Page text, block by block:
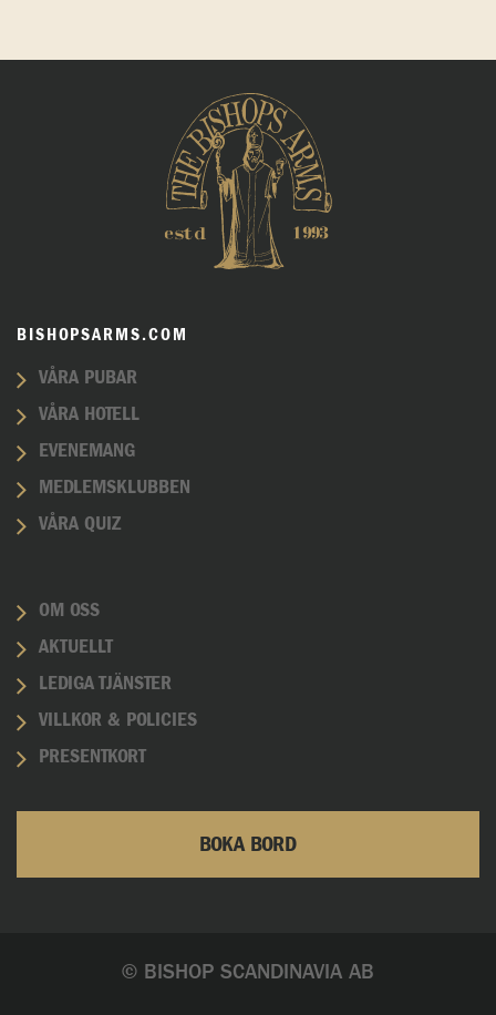
BISHOPSARMS.COM
VÅRA PUBAR
VÅRA HOTELL
EVENEMANG
MEDLEMSKLUBBEN
VÅRA QUIZ
OM OSS
AKTUELLT
LEDIGA TJÄNSTER
VILLKOR & POLICIES
PRESENTKORT
BOKA BORD
© BISHOP SCANDINAVIA AB